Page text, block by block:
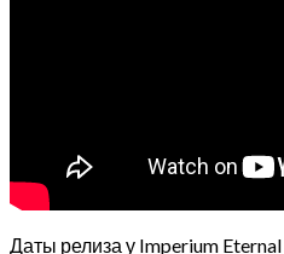
Даты релиза у Imperium